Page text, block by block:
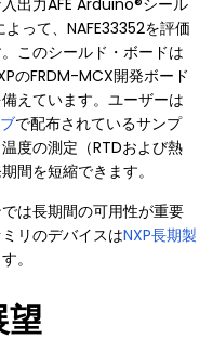
出力AFE Arduino®シール
って、NAFE33352を評価
このシールド・ボードは
のFRDM-MCX開発ボード
えています。ユーザーは
で配布されているサンプ
度の測定（RTDおよび熱
間を短縮できます。
は長期間の可用性が重要
リのデバイスはNXP長期製
。
望